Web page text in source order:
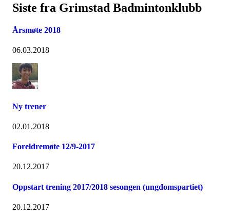
Siste fra Grimstad Badmintonklubb
Årsmøte 2018
06.03.2018
Ny trener
02.01.2018
Foreldremøte 12/9-2017
20.12.2017
Oppstart trening 2017/2018 sesongen (ungdomspartiet)
20.12.2017